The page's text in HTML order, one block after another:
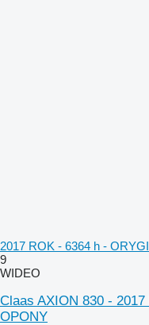
2017 ROK - 6364 h -
9
WIDEO
Claas AXION 830 -
OPONY